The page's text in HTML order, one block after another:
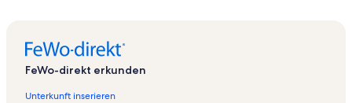
FeWo-direkt erkunden
Unterkunft inserieren